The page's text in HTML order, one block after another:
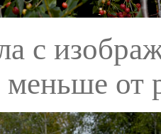
с
меньше